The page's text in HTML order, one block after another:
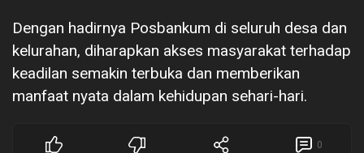
Dengan hadirnya Posbankum di seluruh desa dan
kelurahan, diharapkan akses masyarakat terhadap
keadilan semakin terbuka dan memberikan
manfaat nyata dalam kehidupan sehari-hari.
0